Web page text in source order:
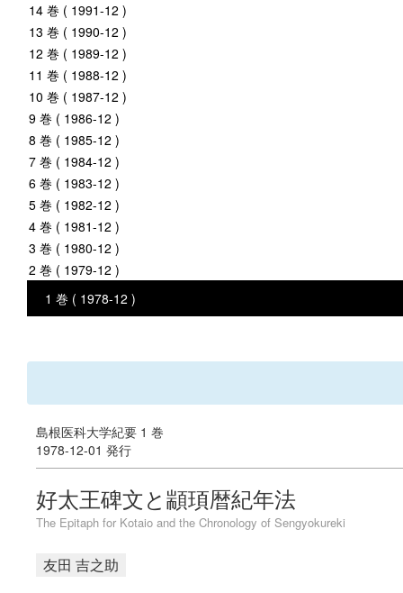
14 巻 ( 1991-12 )
13 巻 ( 1990-12 )
12 巻 ( 1989-12 )
11 巻 ( 1988-12 )
10 巻 ( 1987-12 )
9 巻 ( 1986-12 )
8 巻 ( 1985-12 )
7 巻 ( 1984-12 )
6 巻 ( 1983-12 )
5 巻 ( 1982-12 )
4 巻 ( 1981-12 )
3 巻 ( 1980-12 )
2 巻 ( 1979-12 )
1 巻 ( 1978-12 )
島根医科大学紀要 1 巻
1978-12-01 発行
好太王碑文と顓頊暦紀年法
The Epitaph for Kotaio and the Chronology of Sengyokureki
友田 吉之助